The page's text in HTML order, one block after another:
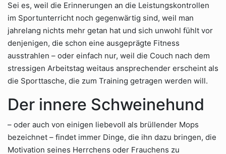
Sei es, weil die Erinnerungen an die Leistungskontrollen
im Sportunterricht noch gegenwärtig sind, weil man
jahrelang nichts mehr getan hat und sich unwohl fühlt vor
denjenigen, die schon eine ausgeprägte Fitness
ausstrahlen – oder einfach nur, weil die Couch nach dem
stressigen Arbeitstag weitaus ansprechender erscheint als
die Sporttasche, die zum Training getragen werden will.
Der innere Schweinehund
– oder auch von einigen liebevoll als brüllender Mops
bezeichnet – findet immer Dinge, die ihn dazu bringen, die
Motivation seines Herrchens oder Frauchens zu